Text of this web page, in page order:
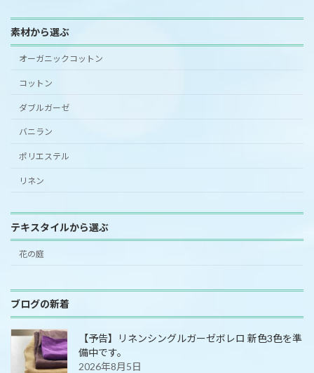
素材から選ぶ
オーガニックコットン
コットン
ダブルガーゼ
バニラン
ポリエステル
リネン
テキスタイルから選ぶ
花の庭
ブログの新着
【予告】リネンシングルガーゼボレロ 新色3色を準
備中です。
2026年8月5日